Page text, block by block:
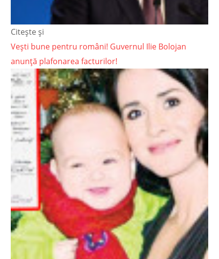
Citește și
Vești bune pentru români! Guvernul Ilie Bolojan
anunță plafonarea facturilor!